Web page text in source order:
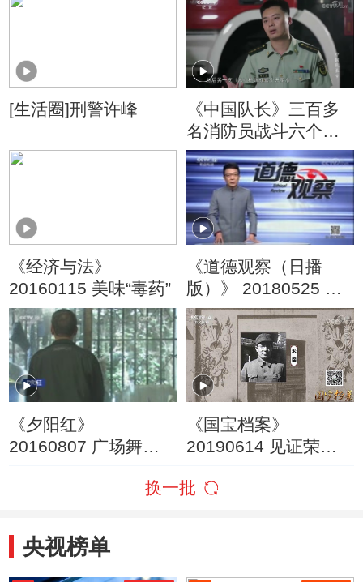
[生活圈]刑警许峰
《中国队长》三百多
名消防员战斗六个小
时的大型火灾
《经济与法》
20160115 美味“毒药”
《道德观察（日播
版）》 20180525 全
城行动
《夕阳红》
20160807 广场舞跳
《国宝档案》
20190614 见证荣光
换一批
央视榜单